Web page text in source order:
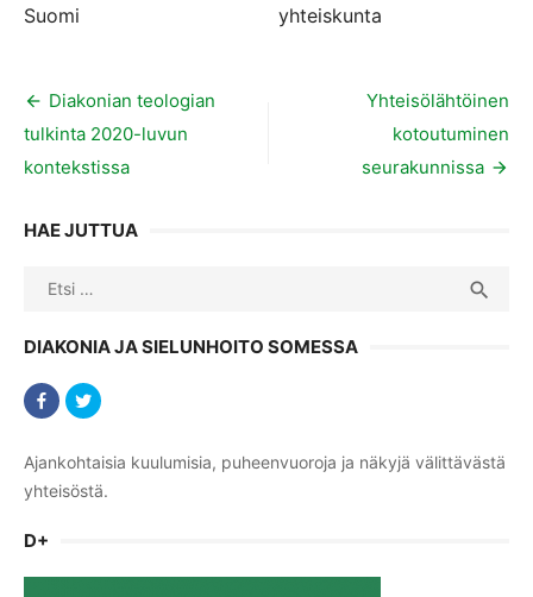
Suomi
yhteiskunta
Artikkelien
selaus
Diakonian teologian
tulkinta 2020-luvun
kontekstissa
Yhteisölähtöinen
kotoutuminen
seurakunnissa
HAE JUTTUA
Search

DIAKONIA JA SIELUNHOITO SOMESSA
Ajankohtaisia kuulumisia, puheenvuoroja ja näkyjä välittävästä
yhteisöstä.
D+